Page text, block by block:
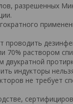
разрешенных
проводить
70% раствором
индукторы
не требует